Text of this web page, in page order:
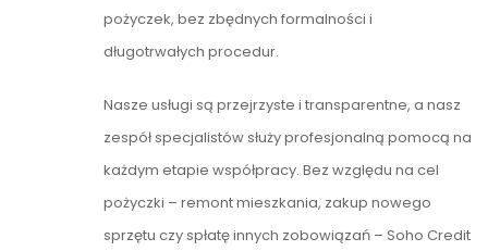
pożyczek, bez zbędnych formalności i
długotrwałych procedur.
Nasze usługi są przejrzyste i transparentne, a nasz
zespół specjalistów służy profesjonalną pomocą na
każdym etapie współpracy. Bez względu na cel
pożyczki – remont mieszkania, zakup nowego
sprzętu czy spłatę innych zobowiązań – Soho Credit